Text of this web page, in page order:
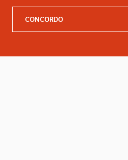
Catálogo
CONCORDO